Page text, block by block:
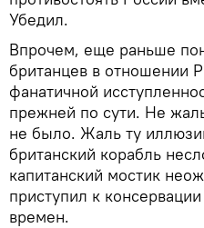
Убедил.
Впрочем, еще раньше
британцев в отношении
фанатичной
прежней по сути. Не
не было. Жаль ту
британский корабль
капитанский мостик
приступил к
времен.